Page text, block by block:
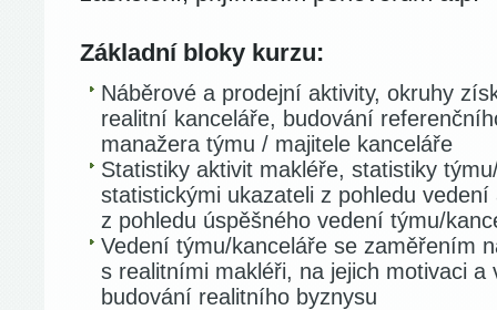
Základní bloky kurzu:
Náběrové a prodejní aktivity, okruhy
realitní kanceláře, budování
manažera týmu / majitele kanceláře
Statistiky aktivit makléře, statistiky
statistickými ukazateli z pohledu
z pohledu úspěšného vedení týmu/
Vedení týmu/kanceláře se zaměřením
s realitními makléři, na jejich motivaci
budování realitního byznysu